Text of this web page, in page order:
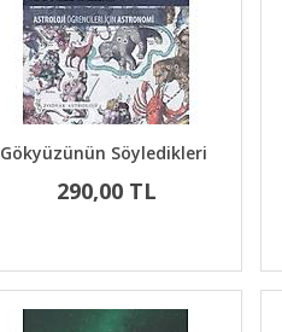
Gökyüzünün Söyledikleri
290,00 TL